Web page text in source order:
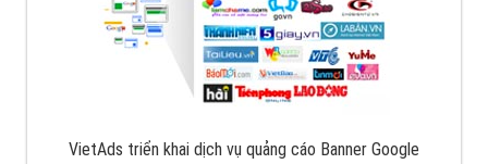
VietAds triển khai dịch vụ quảng cáo Banner Google